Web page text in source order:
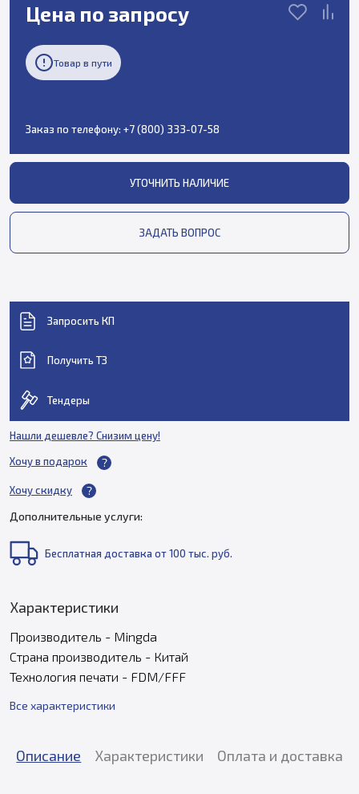
Цена по запросу
Товар в пути
Заказ по телефону: +7 (800) 333-07-58
УТОЧНИТЬ НАЛИЧИЕ
ЗАДАТЬ ВОПРОС
Дополнительные услуги:
Бесплатная доставка от 100 тыс. руб.
Характеристики
Производитель - Mingda
Страна производитель - Китай
Технология печати - FDM/FFF
Все характеристики
Запросить КП
Получить ТЗ
Тендеры
Нашли дешевле? Снизим цену!
Хочу в подарок
Хочу скидку
Описание Характеристики Оплата и доставка